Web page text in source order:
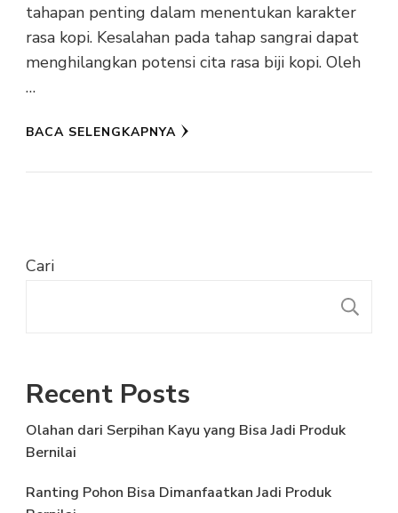
tahapan penting dalam menentukan karakter
rasa kopi. Kesalahan pada tahap sangrai dapat
menghilangkan potensi cita rasa biji kopi. Oleh
…
BACA SELENGKAPNYA
Cari
Recent Posts
Olahan dari Serpihan Kayu yang Bisa Jadi Produk
Bernilai
Ranting Pohon Bisa Dimanfaatkan Jadi Produk